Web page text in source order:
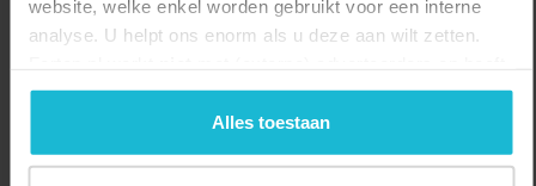
website, welke enkel worden gebruikt voor een interne
analyse. U helpt ons enorm als u deze aan wilt zetten.
geen commerciële doelstelling. U kunt deze cookies via
de knoppen accepteren, beheren of weigeren.
Alles toestaan